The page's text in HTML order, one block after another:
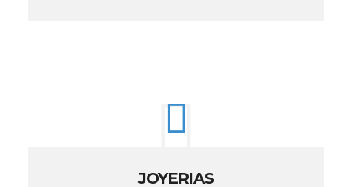
JOYERIAS